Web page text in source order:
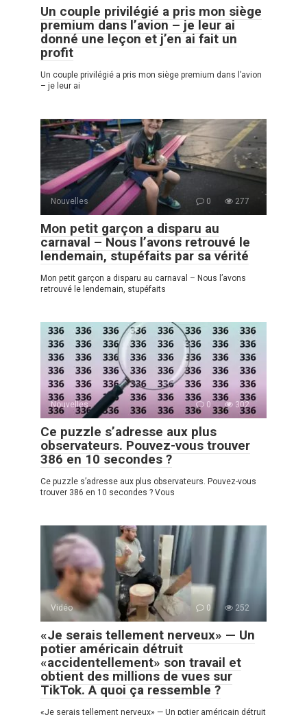
Un couple privilégié a pris mon siège
premium dans l’avion – je leur ai
donné une leçon et j’en ai fait un
profit
Un couple privilégié a pris mon siège premium dans l’avion
– je leur ai
Nouvelles 0 277
Mon petit garçon a disparu au
carnaval – Nous l’avons retrouvé le
lendemain, stupéfaits par sa vérité
Mon petit garçon a disparu au carnaval – Nous l’avons
retrouvé le lendemain, stupéfaits
Nouvelles 0 302
Ce puzzle s’adresse aux plus
observateurs. Pouvez-vous trouver
386 en 10 secondes ?
Ce puzzle s’adresse aux plus observateurs. Pouvez-vous
trouver 386 en 10 secondes ? Vous
Vidéo 0 252
«Je serais tellement nerveux» — Un
potier américain détruit
«accidentellement» son travail et
obtient des millions de vues sur
TikTok. A quoi ça ressemble ?
«Je serais tellement nerveux» — Un potier américain détruit